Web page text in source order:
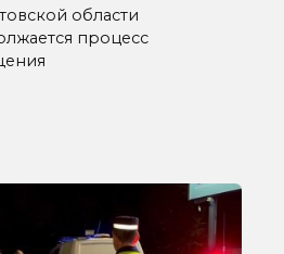
области
процесс